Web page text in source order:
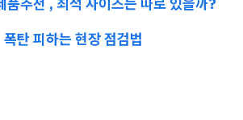
탄 피하는 현장 점검법